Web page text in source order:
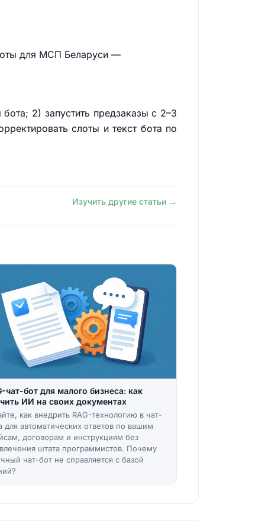
для МСП Беларуси —
2) запустить предзаказы с 2–3
слоты и текст бота по
Изучить другие статьи →
чат-бот для малого бизнеса: как
ИИ на своих документах
как внедрить RAG-технологию в чат-
для автоматических ответов по вашим
договорам и инструкциям без
штата программистов. Почему
чат-бот не справляется с базой